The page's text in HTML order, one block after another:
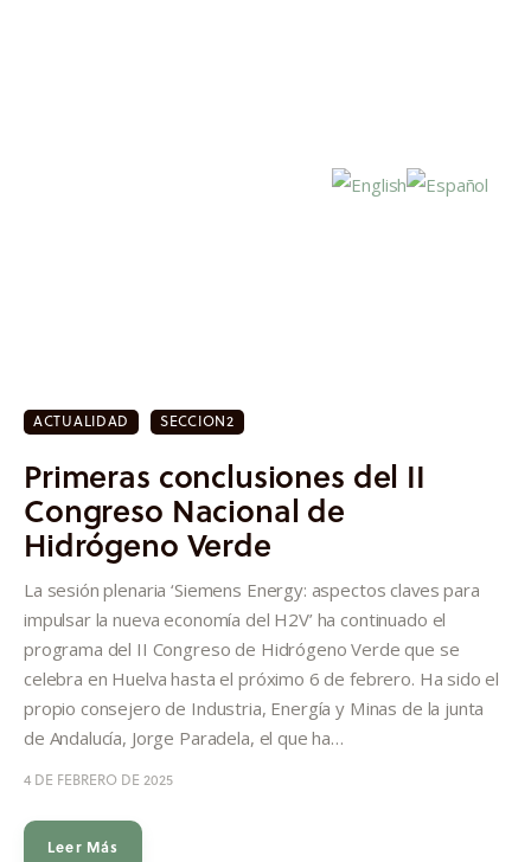
Investigación
Proyectos
Informes
Quiénes somos
ACTUALIDAD SECCION2
Primeras conclusiones del II
Congreso Nacional de
Hidrógeno Verde
La sesión plenaria ‘Siemens Energy: aspectos claves para
impulsar la nueva economía del H2V’ ha continuado el
programa del II Congreso de Hidrógeno Verde que se
celebra en Huelva hasta el próximo 6 de febrero. Ha sido el
propio consejero de Industria, Energía y Minas de la junta
de Andalucía, Jorge Paradela, el que ha…
4 DE FEBRERO DE 2025
Leer Más